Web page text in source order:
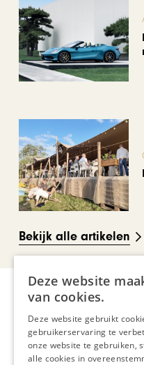
Bekijk alle artikelen
Deze website
van cookies.
Deze website gebruikt
gebruikerservaring te
onze website te gebruiken,
alle cookies in